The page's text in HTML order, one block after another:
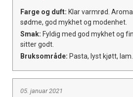
Farge og duft: Klar varmrød.
sødme, god mykhet og modenhet.
Smak: Fyldig med god mykhet og
sitter godt.
Bruksområde: Pasta, lyst kjøtt, lam.
05. januar 2021